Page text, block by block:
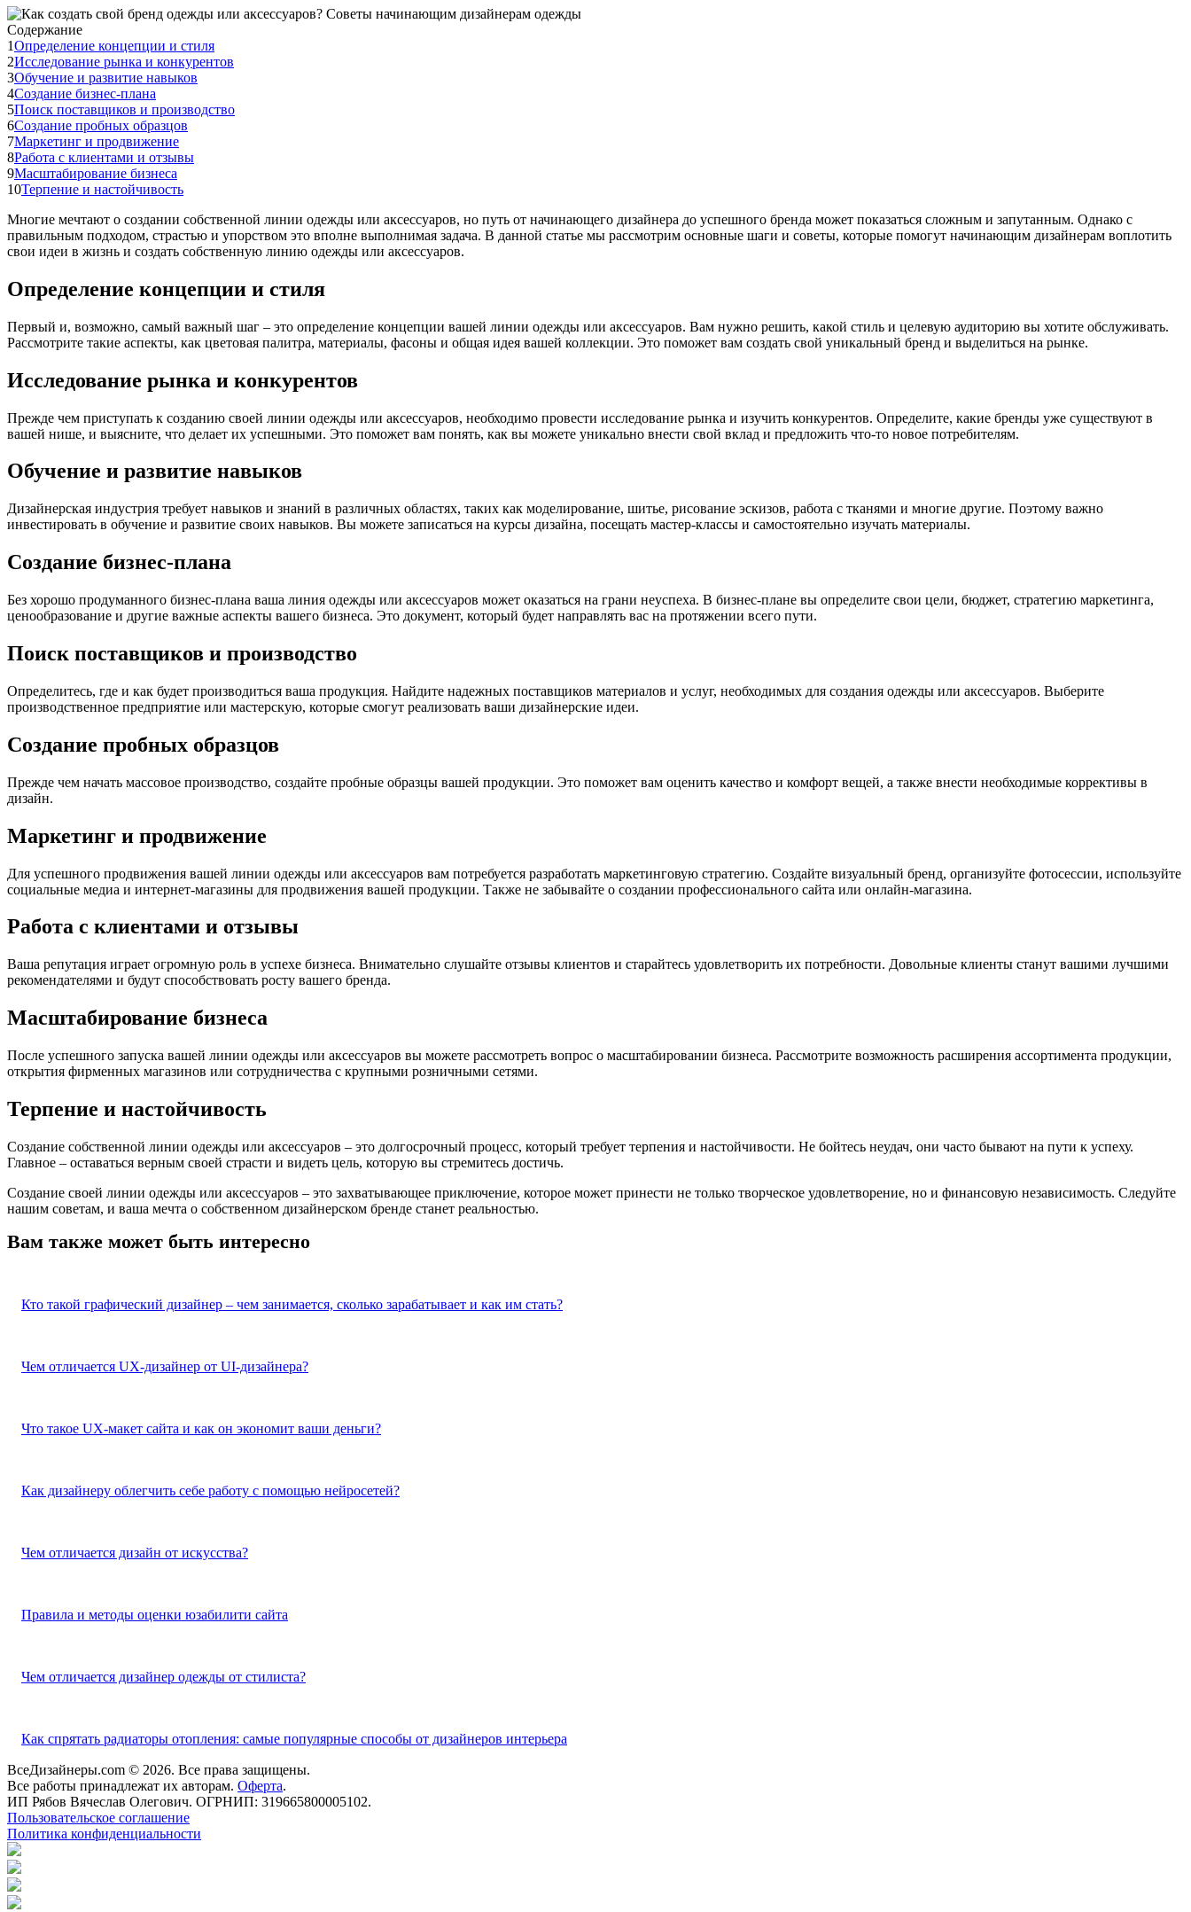
Содержание
1Определение концепции и стиля
2Исследование рынка и конкурентов
3Обучение и развитие навыков
4Создание бизнес-плана
5Поиск поставщиков и производство
6Создание пробных образцов
7Маркетинг и продвижение
8Работа с клиентами и отзывы
9Масштабирование бизнеса
10Терпение и настойчивость
Многие мечтают о создании собственной линии одежды или аксессуаров, но путь от начинающего дизайнера до успешного бренда может показаться сложным и запутанным. Однако с
правильным подходом, страстью и упорством это вполне выполнимая задача. В данной статье мы рассмотрим основные шаги и советы, которые помогут начинающим дизайнерам воплотить
свои идеи в жизнь и создать собственную линию одежды или аксессуаров.
Определение концепции и стиля
Первый и, возможно, самый важный шаг – это определение концепции вашей линии одежды или аксессуаров. Вам нужно решить, какой стиль и целевую аудиторию вы хотите обслуживать.
Рассмотрите такие аспекты, как цветовая палитра, материалы, фасоны и общая идея вашей коллекции. Это поможет вам создать свой уникальный бренд и выделиться на рынке.
Исследование рынка и конкурентов
Прежде чем приступать к созданию своей линии одежды или аксессуаров, необходимо провести исследование рынка и изучить конкурентов. Определите, какие бренды уже существуют в
вашей нише, и выясните, что делает их успешными. Это поможет вам понять, как вы можете уникально внести свой вклад и предложить что-то новое потребителям.
Обучение и развитие навыков
Дизайнерская индустрия требует навыков и знаний в различных областях, таких как моделирование, шитье, рисование эскизов, работа с тканями и многие другие. Поэтому важно
инвестировать в обучение и развитие своих навыков. Вы можете записаться на курсы дизайна, посещать мастер-классы и самостоятельно изучать материалы.
Создание бизнес-плана
Без хорошо продуманного бизнес-плана ваша линия одежды или аксессуаров может оказаться на грани неуспеха. В бизнес-плане вы определите свои цели, бюджет, стратегию маркетинга,
ценообразование и другие важные аспекты вашего бизнеса. Это документ, который будет направлять вас на протяжении всего пути.
Поиск поставщиков и производство
Определитесь, где и как будет производиться ваша продукция. Найдите надежных поставщиков материалов и услуг, необходимых для создания одежды или аксессуаров. Выберите
производственное предприятие или мастерскую, которые смогут реализовать ваши дизайнерские идеи.
Создание пробных образцов
Прежде чем начать массовое производство, создайте пробные образцы вашей продукции. Это поможет вам оценить качество и комфорт вещей, а также внести необходимые коррективы в
дизайн.
Маркетинг и продвижение
Для успешного продвижения вашей линии одежды или аксессуаров вам потребуется разработать маркетинговую стратегию. Создайте визуальный бренд, организуйте фотосессии, используйте
социальные медиа и интернет-магазины для продвижения вашей продукции. Также не забывайте о создании профессионального сайта или онлайн-магазина.
Работа с клиентами и отзывы
Ваша репутация играет огромную роль в успехе бизнеса. Внимательно слушайте отзывы клиентов и старайтесь удовлетворить их потребности. Довольные клиенты станут вашими лучшими
рекомендателями и будут способствовать росту вашего бренда.
Масштабирование бизнеса
После успешного запуска вашей линии одежды или аксессуаров вы можете рассмотреть вопрос о масштабировании бизнеса. Рассмотрите возможность расширения ассортимента продукции,
открытия фирменных магазинов или сотрудничества с крупными розничными сетями.
Терпение и настойчивость
Создание собственной линии одежды или аксессуаров – это долгосрочный процесс, который требует терпения и настойчивости. Не бойтесь неудач, они часто бывают на пути к успеху.
Главное – оставаться верным своей страсти и видеть цель, которую вы стремитесь достичь.
Создание своей линии одежды или аксессуаров – это захватывающее приключение, которое может принести не только творческое удовлетворение, но и финансовую независимость. Следуйте
нашим советам, и ваша мечта о собственном дизайнерском бренде станет реальностью.
Вам также может быть интересно
Кто такой графический дизайнер – чем занимается, сколько зарабатывает и как им стать?
Чем отличается UX-дизайнер от UI-дизайнера?
Что такое UX-макет сайта и как он экономит ваши деньги?
Как дизайнеру облегчить себе работу с помощью нейросетей?
Чем отличается дизайн от искусства?
Правила и методы оценки юзабилити сайта
Чем отличается дизайнер одежды от стилиста?
Как спрятать радиаторы отопления: самые популярные способы от дизайнеров интерьера
ВсеДизайнеры.com © 2026. Все права защищены.
Все работы принадлежат их авторам. Оферта.
ИП Рябов Вячеслав Олегович. ОГРНИП: 319665800005102.
Пользовательское соглашение
Политика конфиденциальности